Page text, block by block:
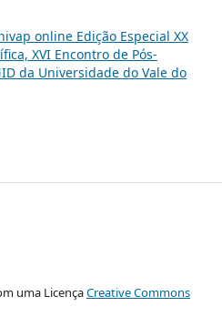
online Edição Especial XX
XVI Encontro de Pós-
da Universidade do Vale do
uma LicençaCreative Commons